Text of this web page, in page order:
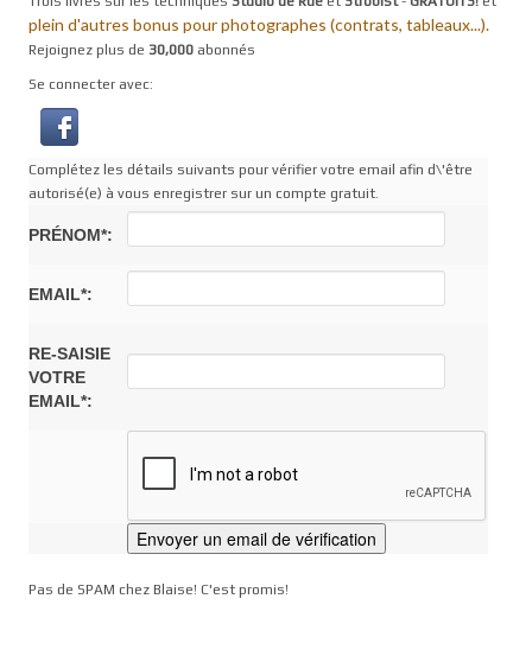
plein d'autres bonus pour photographes (contrats, tableaux...).
Rejoignez plus de 30,000 abonnés
Se connecter avec:
Complétez les détails suivants pour vérifier votre email afin d\'être
autorisé(e) à vous enregistrer sur un compte gratuit.
PRÉNOM*:
EMAIL*:
RE-SAISIE
VOTRE
EMAIL*:
Pas de SPAM chez Blaise! C'est promis!